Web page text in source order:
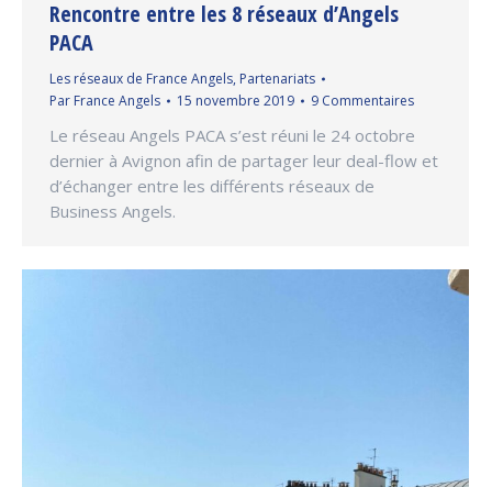
Rencontre entre les 8 réseaux d’Angels
PACA
Les réseaux de France Angels, Partenariats
Par France Angels 15 novembre 2019 9 Commentaires
Le réseau Angels PACA s’est réuni le 24 octobre
dernier à Avignon afin de partager leur deal-flow et
d’échanger entre les différents réseaux de
Business Angels.